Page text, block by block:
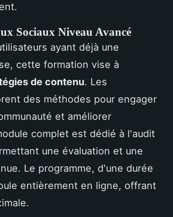
Sociaux Niveau Avancé
ayant déjà une
cette formation vise à
de contenu. Les
des méthodes pour engager
et améliorer
complet est dédié à l'audit
une évaluation et une
Le programme, d'une durée
entièrement en ligne, offrant